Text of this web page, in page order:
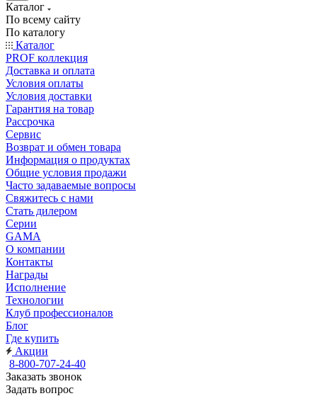
Каталог
По всему сайту
По каталогу
Каталог
PROF коллекция
Доставка и оплата
Условия оплаты
Условия доставки
Гарантия на товар
Рассрочка
Сервис
Возврат и обмен товара
Информация о продуктах
Общие условия продажи
Часто задаваемые вопросы
Свяжитесь с нами
Стать дилером
Серии
GAMA
О компании
Контакты
Награды
Исполнение
Технологии
Клуб профессионалов
Блог
Где купить
Акции
8-800-707-24-40
Заказать звонок
Задать вопрос